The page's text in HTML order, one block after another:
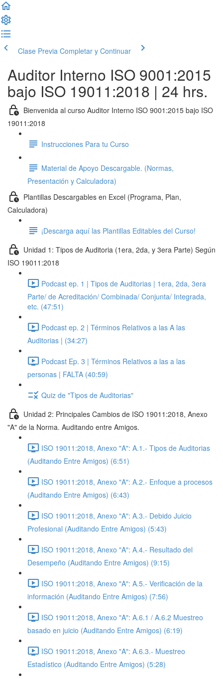
Clase Previa Completar y Continuar
Auditor Interno ISO 9001:2015
bajo ISO 19011:2018 | 24 hrs.
Bienvenida al curso Auditor Interno ISO 9001:2015 bajo ISO
19011:2018
Instrucciones Para tu Curso
Material de Apoyo Descargable. (Normas,
Presentación y Calculadora)
Plantillas Descargables en Excel (Programa, Plan,
Calculadora)
¡Descarga aquí las Plantillas Editables del Curso!
Unidad 1: Tipos de Auditoria (1era, 2da, y 3era Parte) Según
ISO 19011:2018
Podcast ep. 1 | Tipos de Auditorias | 1era, 2da, 3era
Parte/ de Acreditación/ Combinada/ Conjunta/ Integrada,
etc. (47:51)
Podcast ep. 2 | Términos Relativos a las A las
Auditorias | (34:27)
Podcast Ep. 3 | Términos Relativos a las a las
personas | FALTA (40:59)
Quiz de "Tipos de Auditorias"
Unidad 2: Principales Cambios de ISO 19011:2018, Anexo
"A" de la Norma. Auditando entre Amigos.
ISO 19011:2018, Anexo "A": A.1.- Tipos de Auditorias
(Auditando Entre Amigos) (6:51)
ISO 19011:2018, Anexo "A": A.2.- Enfoque a procesos
(Auditando Entre Amigos) (6:43)
ISO 19011:2018, Anexo "A": A.3.- Debido Juicio
Profesional (Auditando Entre Amigos) (5:43)
ISO 19011:2018, Anexo "A": A.4.- Resultado del
Desempeño (Auditando Entre Amigos) (9:15)
ISO 19011:2018, Anexo "A": A.5.- Verificación de la
información (Auditando Entre Amigos) (7:56)
ISO 19011:2018, Anexo "A": A.6.1 / A.6.2 Muestreo
basado en juicio (Auditando Entre Amigos) (6:19)
ISO 19011:2018, Anexo "A": A.6.3.- Muestreo
Estadístico (Auditando Entre Amigos) (5:28)